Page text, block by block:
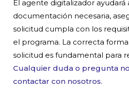
El agente digitalizador
documentación necesaria,
solicitud cumpla con los
el programa. La correcta
solicitud es fundamental para
Cualquier duda o pregunta
contactar con nosotros.